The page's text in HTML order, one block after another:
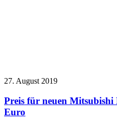
27. August 2019
Preis für neuen Mitsubishi
Euro